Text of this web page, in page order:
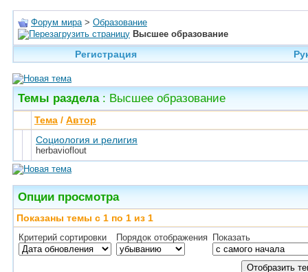
Форум мира > Образование
Высшее образование
Регистрация
Темы раздела: Высшее образование
Тема / Автор
Социология и религия
herbavioflout
Опции просмотра
Показаны темы с 1 по 1 из 1
Критерий сортировки Порядок отображения Показать